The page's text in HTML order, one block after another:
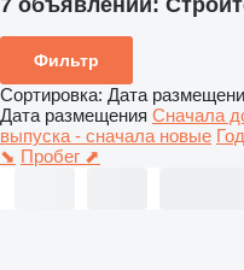
7 объявлений:
Фильтр
Сортировка: Дата
Дата размещения Сначала
выпуска - сначала новые
⬊ Пробег ⬈